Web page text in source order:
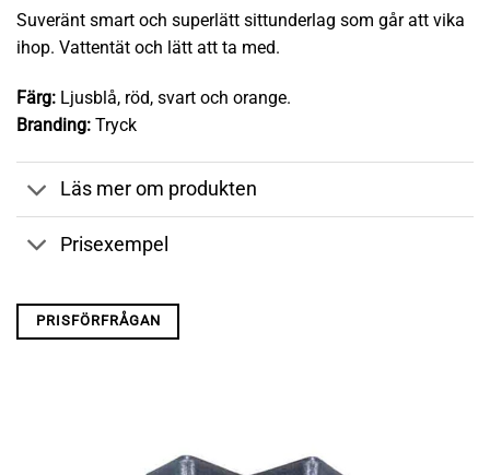
Suveränt smart och superlätt sittunderlag som går att vika
ihop. Vattentät och lätt att ta med.
Färg: Ljusblå, röd, svart och orange.
Branding: Tryck
Läs mer om produkten
Prisexempel
PRISFÖRFRÅGAN